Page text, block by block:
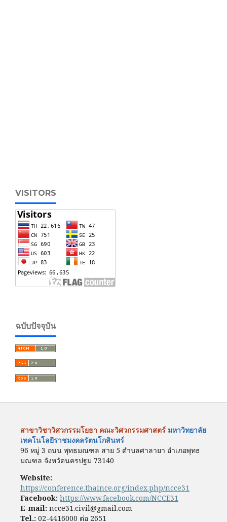
VISITORS
ฉบับปัจจุบัน
สาขาวิชาวิศวกรรมโยธา คณะวิศวกรรมศาสตร์ มหาวิทยาลัย
เทคโนโลยีราชมงคลรัตนโกสินทร์
96 หมู่ 3 ถนน พุทธมณฑล สาย 5 ตำบลศาลายา อำเภอพุทธ
มณฑล จังหวัดนครปฐม 73140
Website:
https://conference.thaince.org/index.php/ncce31
Facebook: https://www.facebook.com/NCCE31
E-mail: ncce31.civil@gmail.com
Tel.: 02-4416000 ต่อ 2651